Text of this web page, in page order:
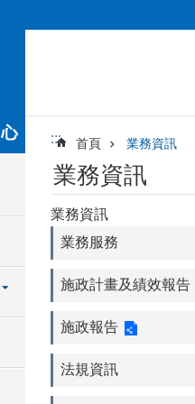
::: 首頁 業務資訊
業務資訊
業務資訊
業務服務
施政計畫及績效報告
施政報告
法規資訊